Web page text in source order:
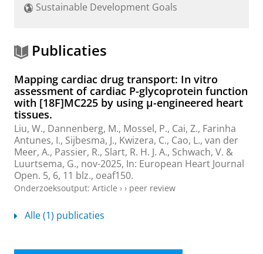
h
r
t
l
Sustainable Development Goals
Publicaties
Mapping cardiac drug transport: In vitro
assessment of cardiac P-glycoprotein function
with [18F]MC225 by using µ-engineered heart
tissues.
Liu, W., Dannenberg, M., Mossel, P., Cai, Z., Farinha
Antunes, I., Sijbesma, J., Kwizera, C., Cao, L., van der
Meer, A., Passier, R., Slart, R. H. J. A., Schwach, V. &
Luurtsema, G., nov-2025, In: European Heart Journal
Open. 5, 6, 11 blz., oeaf150.
Onderzoeksoutput: Article › › peer review
Alle (1) publicaties